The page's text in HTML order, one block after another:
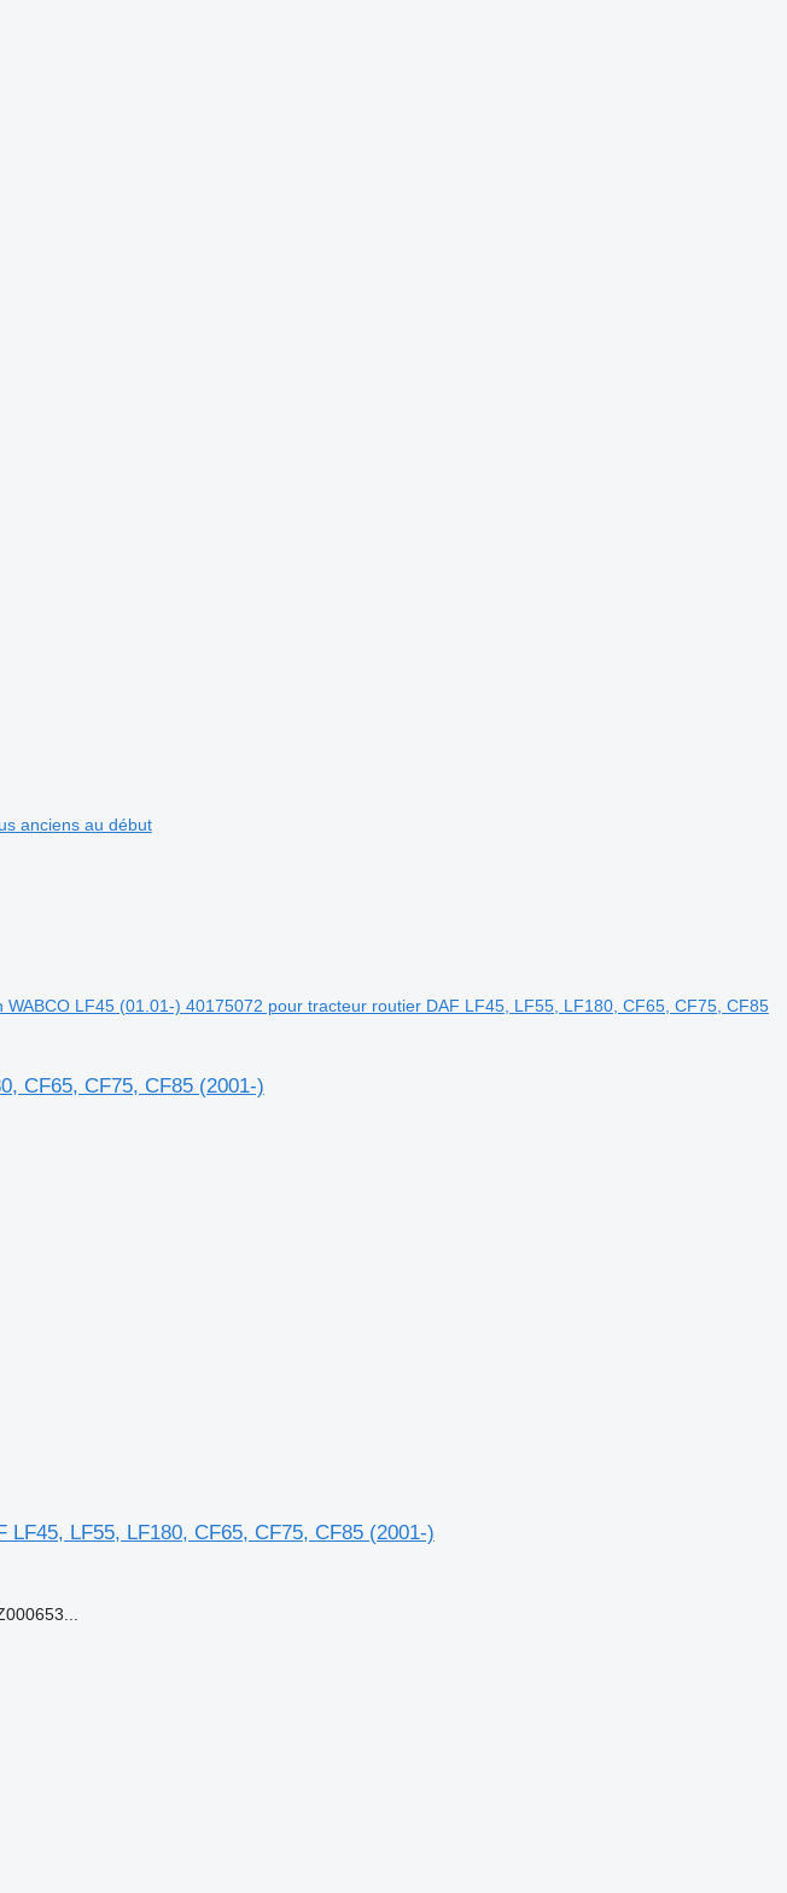
anciens au début
WABCO LF45 (01.01-) 40175072 pour tracteur routier DAF LF45, LF55, LF180, CF65, CF75, CF85
CF65, CF75, CF85 (2001-)
LF55, LF180, CF65, CF75, CF85 (2001-)